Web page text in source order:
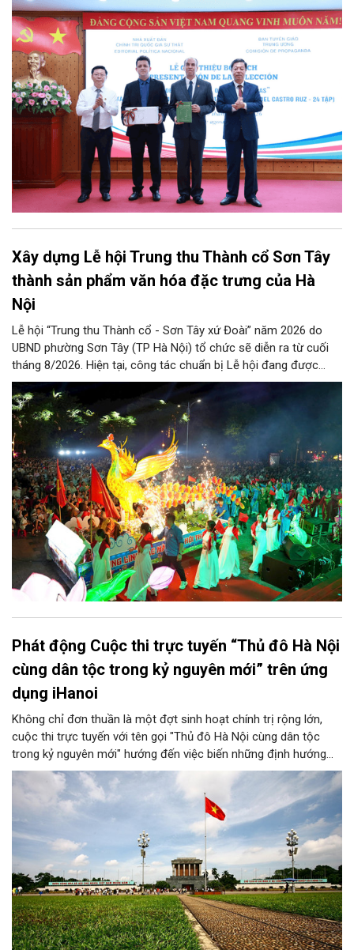
Nhà xuất bản Chính trị quốc gia Sự thật phối hợp với Ban Tuyên
giáo Trung ương tổ chức Lễ giới thiệu bộ sách “Tuyển tập các
tác phẩm chọn lọc của Tổng Tư lệnh Fidel Castro Ruz” gồm 24
tập bằng tiếng Tây Ban Nha.
Xây dựng Lễ hội Trung thu Thành cổ Sơn Tây
thành sản phẩm văn hóa đặc trưng của Hà
Nội
Lễ hội “Trung thu Thành cổ - Sơn Tây xứ Đoài” năm 2026 do
UBND phường Sơn Tây (TP Hà Nội) tổ chức sẽ diễn ra từ cuối
tháng 8/2026. Hiện tại, công tác chuẩn bị Lễ hội đang được
chính quyền phường Sơn Tây cùng các phòng, ban, ngành, đơn
vị và 25 tổ dân phố khẩn trương triển khai, tạo khí thế sôi nổi,
sẵn sàng mang đến cho Nhân dân và du khách một mùa Trung
thu quy mô, đặc sắc và giàu bản sắc văn hóa xứ Đoài.
Phát động Cuộc thi trực tuyến “Thủ đô Hà Nội
cùng dân tộc trong kỷ nguyên mới” trên ứng
dụng iHanoi
Không chỉ đơn thuần là một đợt sinh hoạt chính trị rộng lớn,
cuộc thi trực tuyến với tên gọi "Thủ đô Hà Nội cùng dân tộc
trong kỷ nguyên mới" hướng đến việc biến những định hướng
chiến lược trong Nghị quyết số 02-NQ/TW của Bộ Chính trị
thành niềm tin, thành nhận thức chung của mỗi người dân.